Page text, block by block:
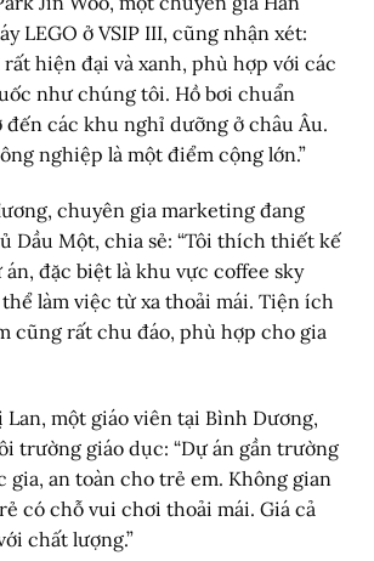
LEGO ở VSIP III, cũng nhận xét:
hiện đại và xanh, phù hợp với các
như chúng tôi. Hồ bơi chuẩn
các khu nghỉ dưỡng ở châu Âu.
nghiệp là một điểm cộng lớn.”
chuyên gia marketing đang
Dầu Một, chia sẻ: “Tôi thích thiết kế
đặc biệt là khu vực coffee sky
làm việc từ xa thoải mái. Tiện ích
cũng rất chu đáo, phù hợp cho gia
một giáo viên tại Bình Dương,
trường giáo dục: “Dự án gần trường
gia, an toàn cho trẻ em. Không gian
có chỗ vui chơi thoải mái. Giá cả
chất lượng.”